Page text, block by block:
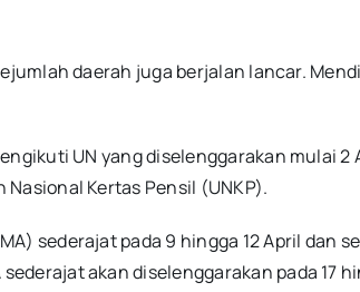
daerah juga berjalan lancar.
UN yang diselenggarakan mulai
Kertas Pensil (UNKP).
sederajat pada 9 hingga 12 April dan
akan diselenggarakan pada 17